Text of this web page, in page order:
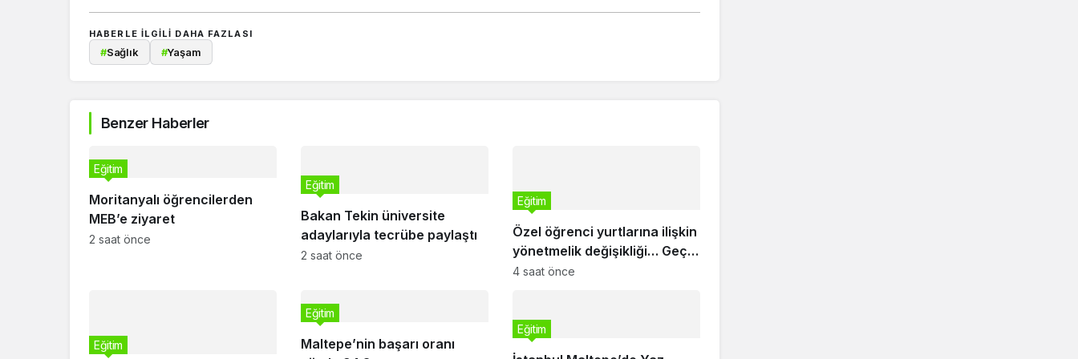
HABERLE ILGILI DAHA FAZLASI
#Sağlık #Yaşam
Benzer Haberler
Moritanyalı öğrencilerden
MEB’e ziyaret
Eğitim
2 saat önce
Bakan Tekin üniversite
adaylarıyla tecrübe paylaştı
Eğitim
2 saat önce
Özel öğrenci yurtlarına ilişkin
yönetmelik değişikliği… Geçiş
süresi uzatıldı
Eğitim
4 saat önce
Eğitim
Maltepe’nin başarı oranı
Eğitim
Eğitim